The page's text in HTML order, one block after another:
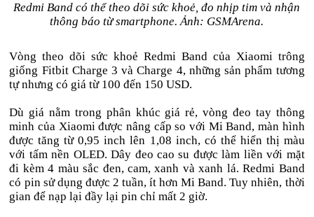
Redmi Band có thể theo dõi sức khoẻ, đo nhịp tim và nhận
thông báo từ smartphone. Ảnh: GSMArena.
Vòng theo dõi sức khoẻ Redmi Band của Xiaomi trông
giống Fitbit Charge 3 và Charge 4, những sản phẩm tương
tự nhưng có giá từ 100 đến 150 USD.
Dù giá nằm trong phân khúc giá rẻ, vòng đeo tay thông
minh của Xiaomi được nâng cấp so với Mi Band, màn hình
được tăng từ 0,95 inch lên 1,08 inch, có thể hiển thị màu
với tấm nền OLED. Dây đeo cao su được làm liền với mặt
đi kèm 4 màu sắc đen, cam, xanh và xanh lá. Redmi Band
có pin sử dụng được 2 tuần, ít hơn Mi Band. Tuy nhiên, thời
gian để nạp lại đầy lại pin chỉ mất 2 giờ.